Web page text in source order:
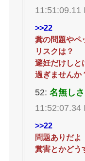
11:51:09.11
>>22
糞の問題やペ
リスクは？
避妊だけしと
過ぎませんか
52: 名無し
11:52:07.34
>>22
問題ありだよ
糞害とかどう